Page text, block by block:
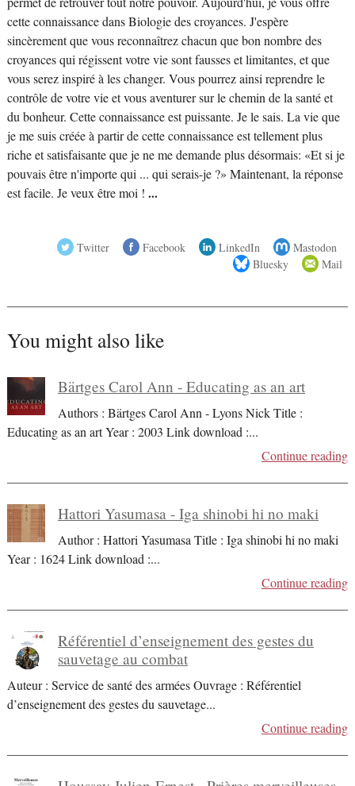
cette connaissance dans Biologie des croyances. J'espère
sincèrement que vous reconnaîtrez chacun que bon nombre des
croyances qui régissent votre vie sont fausses et limitantes, et que
vous serez inspiré à les changer. Vous pourrez ainsi reprendre le
contrôle de votre vie et vous aventurer sur le chemin de la santé et
du bonheur. Cette connaissance est puissante. Je le sais. La vie que
je me suis créée à partir de cette connaissance est tellement plus
riche et satisfaisante que je ne me demande plus désormais: «Et si je
pouvais être n'importe qui ... qui serais-je ?» Maintenant, la réponse
est facile. Je veux être moi ! ...
Twitter Facebook LinkedIn
Mastodon
Bluesky
Mail
You might also like
Bärtges Carol Ann - Educating as an art
Authors : Bärtges Carol Ann - Lyons Nick Title :
Educating as an art Year : 2003 Link download :...
Continue reading
Hattori Yasumasa - Iga shinobi hi no maki
Author : Hattori Yasumasa Title : Iga shinobi hi no maki
Year : 1624 Link download :...
Continue reading
Référentiel d’enseignement des gestes du
sauvetage au combat
Auteur : Service de santé des armées Ouvrage : Référentiel
d’enseignement des gestes du sauvetage...
Continue reading